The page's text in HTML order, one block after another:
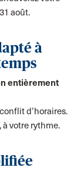
août.
à
entièrement
d’horaires.
votre rythme.